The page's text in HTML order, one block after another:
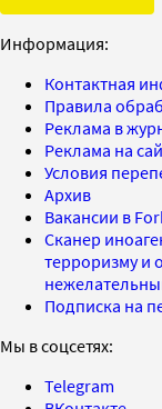
Информация:
Контактная
Правила
Реклама в
Реклама на
Условия
Архив
Вакансии в
Сканер
терроризму и
Подписка на
Мы в соцсетях:
Telegram